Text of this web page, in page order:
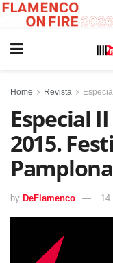
Home Revista
Especial
2015.
Pamplona
by DeFlamenco 14